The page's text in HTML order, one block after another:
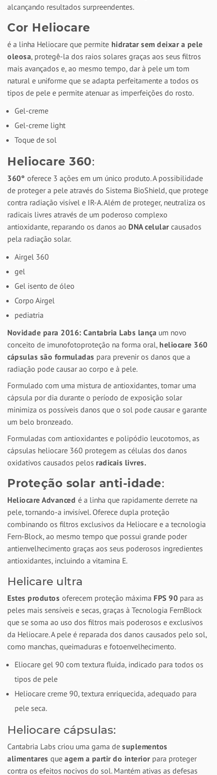
alcançando resultados surpreendentes.
Cor Heliocare
é a linha Heliocare que permite hidratar sem deixar a pele
oleosa, protegê-la dos raios solares graças aos seus filtros
mais avançados e, ao mesmo tempo, dar à pele um tom
natural e uniforme que se adapta perfeitamente a todos os
tipos de pele e permite atenuar as imperfeições do rosto.
Gel-creme
Gel-creme light
Toque de sol
Heliocare 360:
360º oferece 3 ações em um único produto. A possibilidade
de proteger a pele através do Sistema BioShield, que protege
contra radiação visível e IR-A. Além de proteger, neutraliza os
radicais livres através de um poderoso complexo
antioxidante, reparando os danos ao DNA celularcausados
pela radiação solar.
Airgel 360
gel
Gel isento de óleo
Corpo Airgel
pediatria
Novidade para 2016: Cantabria Labs lança um novo
conceito de imunofotoproteção na forma oral, heliocare 360
cápsulas são formuladas para prevenir os danos que a
radiação pode causar ao corpo e à pele.
Formulado com uma mistura de antioxidantes, tomar uma
cápsula por dia durante o período de exposição solar
minimiza os possíveis danos que o sol pode causar e garante
um belo bronzeado.
Formuladas com antioxidantes e polipódio leucotomos, as
cápsulas heliocare 360 protegem as células dos danos
oxidativos causados pelos radicais livres.
Proteção solar anti-idade:
Heliocare Advanced é a linha que rapidamente derrete na
pele, tornando-a invisível. Oferece dupla proteção
combinando os filtros exclusivos da Heliocare e a tecnologia
Fern-Block, ao mesmo tempo que possui grande poder
antienvelhecimento graças aos seus poderosos ingredientes
antioxidantes, incluindo a vitamina E.
Helicare ultra
Estes produtos oferecem proteção máxima FPS 90 para as
peles mais sensíveis e secas, graças à Tecnologia FernBlock
que se soma ao uso dos filtros mais poderosos e exclusivos
da Heliocare. A pele é reparada dos danos causados pelo sol,
como manchas, queimaduras e fotoenvelhecimento.
Eliocare gel 90 com textura fluida, indicado para todos os
tipos de pele
Heliocare creme 90, textura enriquecida, adequado para
pele seca.
Heliocare cápsulas:
Cantabria Labs criou uma gama de suplementos
alimentares que agem a partir do interiorpara proteger
contra os efeitos nocivos do sol. Mantém ativas as defesas